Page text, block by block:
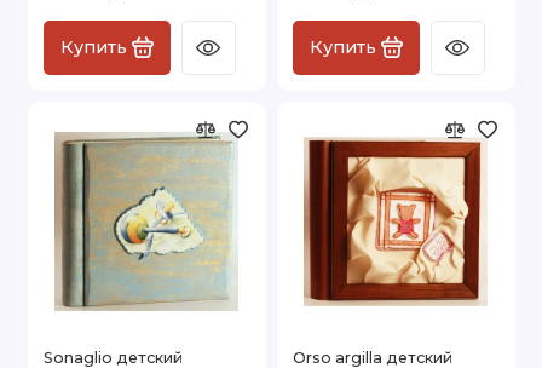
Купить Купить
Sonaglio детский
Orso argilla детский